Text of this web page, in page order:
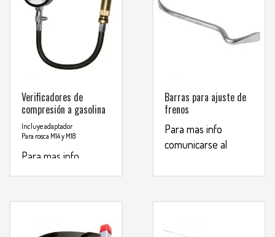
Verificadores de
compresión a gasolina
Incluye adaptador
Para rosca M14 y M18
Para mas info
Barras para ajuste de
frenos
Para mas info
comunicarse al